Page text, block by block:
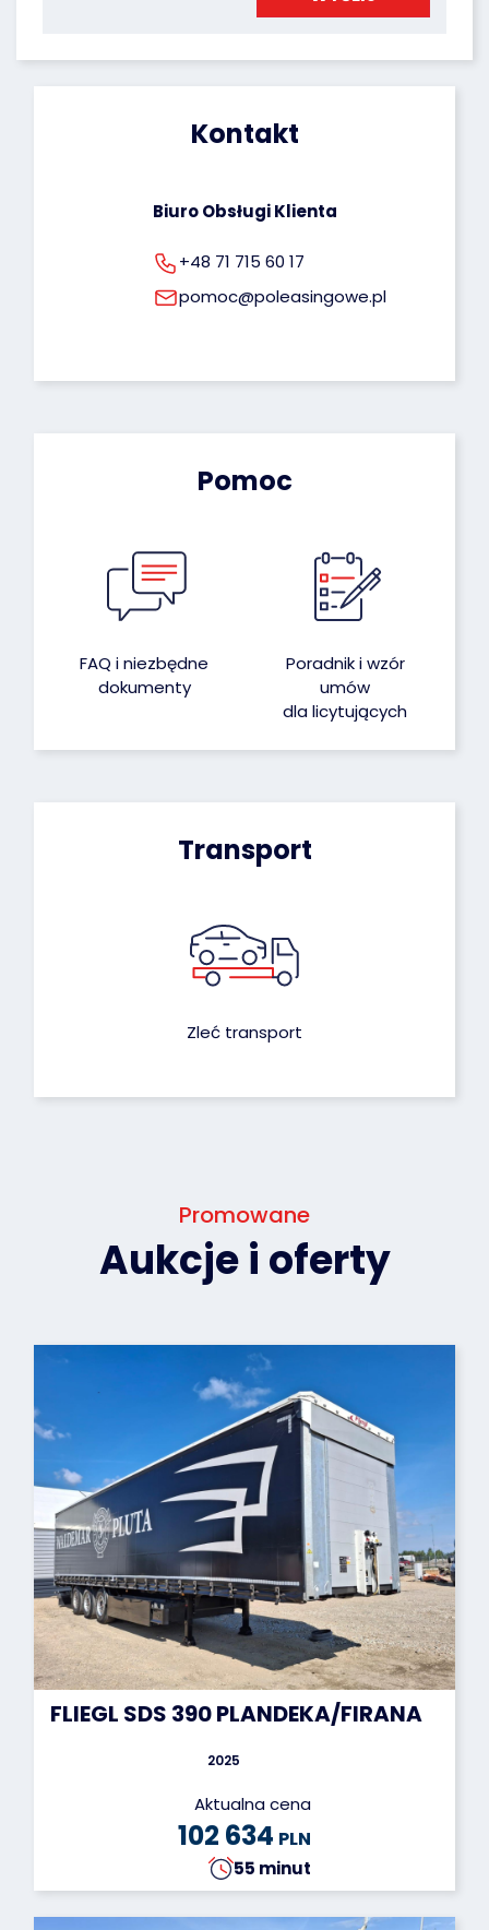
rodo@poleasingowe.pl
Kontakt
Biuro Obsługi Klienta
+48 71 715 60 17
pomoc@poleasingowe.pl
Pomoc
FAQ i niezbędne
dokumenty
Poradnik i wzór
umów
dla licytujących
Transport
Zleć transport
Promowane
Aukcje i oferty
FLIEGL SDS 390 PLANDEKA/FIRANA
2025
Aktualna cena
102 634 PLN
55 minut